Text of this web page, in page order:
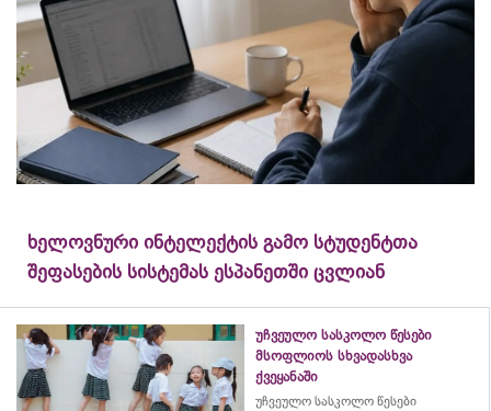
ხელოვნური ინტელექტის გამო სტუდენტთა
შეფასების სისტემას ესპანეთში ცვლიან
უჩვეულო სასკოლო წესები
მსოფლიოს სხვადასხვა
ქვეყანაში
უჩვეულო სასკოლო წესები